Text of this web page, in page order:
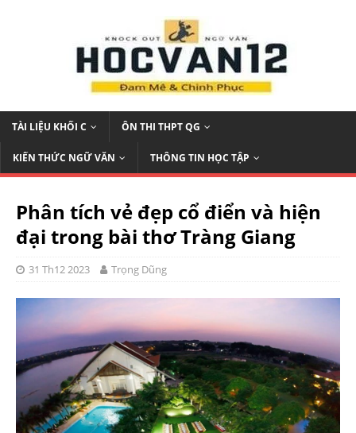
TÀI LIỆU KHỐI C ÔN THI THPT QG
KIẾN THỨC NGỮ VĂN THÔNG TIN HỌC TẬP
Phân tích vẻ đẹp cổ điển và hiện
đại trong bài thơ Tràng Giang
31 Th12 2023 Trọng Dũng